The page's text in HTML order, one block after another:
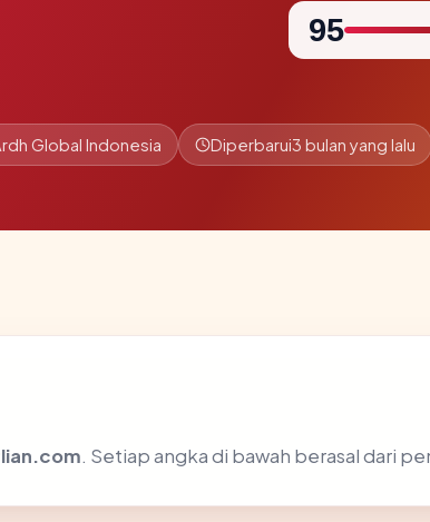
95
Global Indonesia Diperbarui3 bulan yang lalu
. Setiap angka di bawah berasal dari